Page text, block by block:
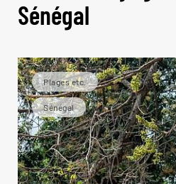
Sénégal
Plages etc.
Sénégal